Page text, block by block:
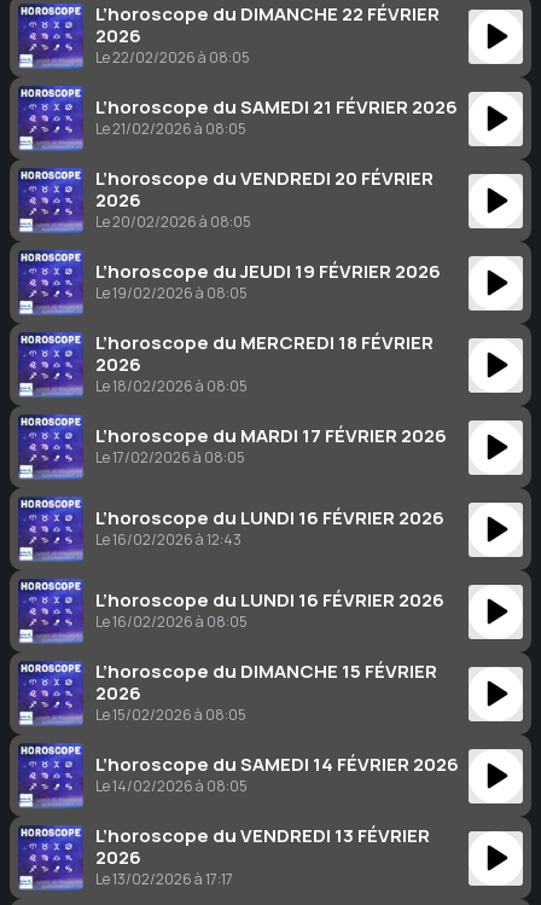
L’horoscope du DIMANCHE 22 FÉVRIER
2026
Le 22/02/2026 à 08:05
L’horoscope du SAMEDI 21 FÉVRIER 2026
Le 21/02/2026 à 08:05
L’horoscope du VENDREDI 20 FÉVRIER
2026
Le 20/02/2026 à 08:05
L’horoscope du JEUDI 19 FÉVRIER 2026
Le 19/02/2026 à 08:05
L’horoscope du MERCREDI 18 FÉVRIER
2026
Le 18/02/2026 à 08:05
L’horoscope du MARDI 17 FÉVRIER 2026
Le 17/02/2026 à 08:05
L’horoscope du LUNDI 16 FÉVRIER 2026
Le 16/02/2026 à 12:43
L’horoscope du LUNDI 16 FÉVRIER 2026
Le 16/02/2026 à 08:05
L’horoscope du DIMANCHE 15 FÉVRIER
2026
Le 15/02/2026 à 08:05
L’horoscope du SAMEDI 14 FÉVRIER 2026
Le 14/02/2026 à 08:05
L’horoscope du VENDREDI 13 FÉVRIER
2026
Le 13/02/2026 à 17:17